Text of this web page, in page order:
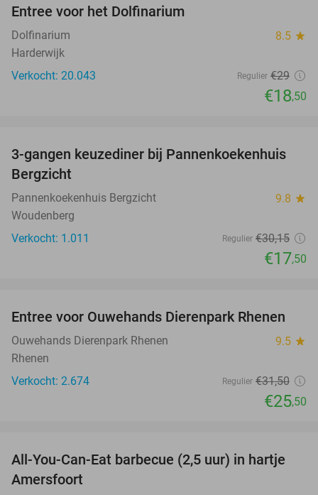
Entree voor het Dolfinarium
Dolfinarium 8.5 star
Harderwijk
Verkocht: 20.043
Regulier €29
€18,50
42%
3-gangen keuzediner bij Pannenkoekenhuis
Bergzicht
Pannenkoekenhuis Bergzicht 9.8 star
Woudenberg
Verkocht: 1.011
Regulier €30,15
€17,50
19%
Entree voor Ouwehands Dierenpark Rhenen
Ouwehands Dierenpark Rhenen 9.5 star
Rhenen
Verkocht: 2.674
Regulier €31,50
€25,50
25%
All-You-Can-Eat barbecue (2,5 uur) in hartje
Amersfoort